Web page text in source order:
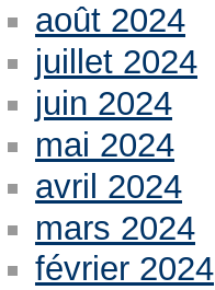
août 2024
juillet 2024
juin 2024
mai 2024
avril 2024
mars 2024
février 2024